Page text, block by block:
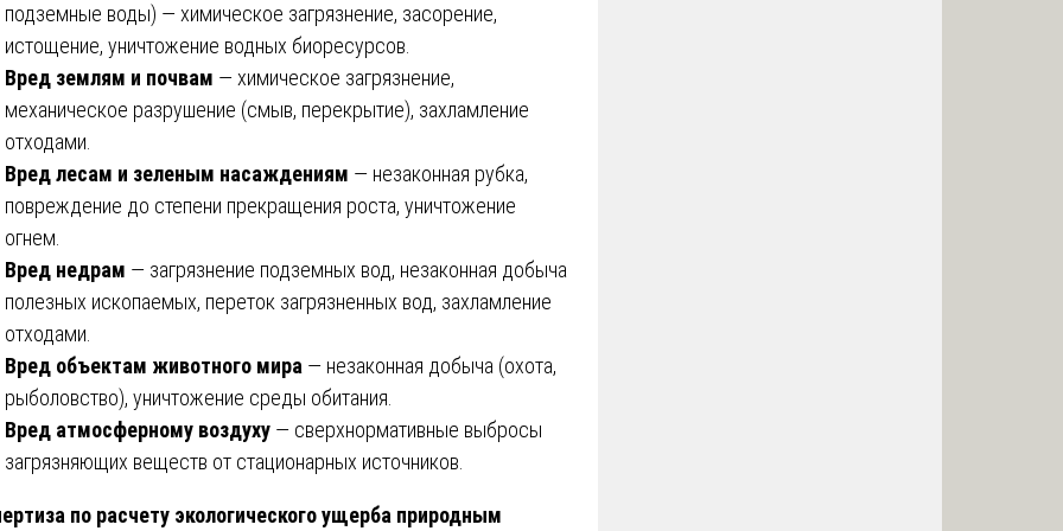
подземные воды) — химическое загрязнение, засорение,
истощение, уничтожение водных биоресурсов.
Вред землям и почвам — химическое загрязнение,
механическое разрушение (смыв, перекрытие), захламление
отходами.
Вред лесам и зеленым насаждениям — незаконная рубка,
повреждение до степени прекращения роста, уничтожение
огнем.
Вред недрам — загрязнение подземных вод, незаконная добыча
полезных ископаемых, переток загрязненных вод, захламление
отходами.
Вред объектам животного мира — незаконная добыча (охота,
рыболовство), уничтожение среды обитания.
Вред атмосферному воздуху — сверхнормативные выбросы
загрязняющих веществ от стационарных источников.
по расчету экологического ущерба природным